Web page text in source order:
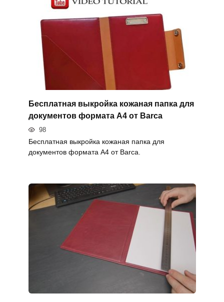
Бесплатная выкройка кожаная папка для
документов формата А4 от Barca
98
Бесплатная выкройка кожаная папка для
документов формата А4 от Barca.